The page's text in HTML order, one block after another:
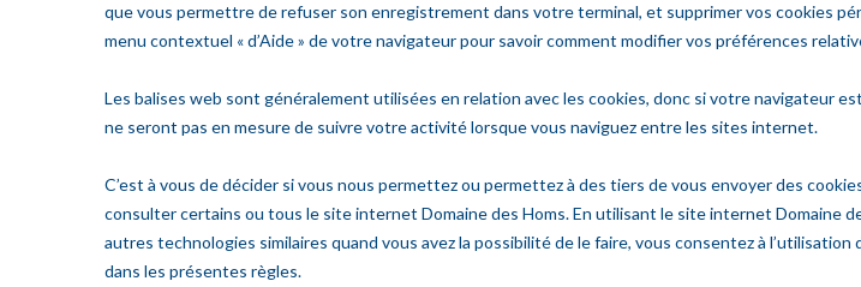
que vous permettre de refuser son enregistrement dans votre terminal, et supprimer vos cookies
menu contextuel « d’Aide » de votre navigateur pour savoir comment modifier vos préférences
Les balises web sont généralement utilisées en relation avec les cookies, donc si votre navigateur
ne seront pas en mesure de suivre votre activité lorsque vous naviguez entre les sites internet.
C’est à vous de décider si vous nous permettez ou permettez à des tiers de vous envoyer des
consulter certains ou tous le site internet Domaine des Homs. En utilisant le site internet Domaine
autres technologies similaires quand vous avez la possibilité de le faire, vous consentez à
dans les présentes règles.